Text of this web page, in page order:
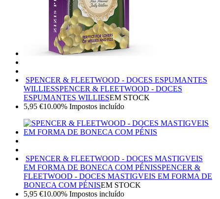
SPENCER & FLEETWOOD - DOCES ESPUMANTES
WILLIESSPENCER & FLEETWOOD - DOCES
ESPUMANTES WILLIESEM STOCK
5,95 €10.00% Impostos incluído
SPENCER & FLEETWOOD - DOCES MASTIGVEIS
EM FORMA DE BONECA COM PÉNISSPENCER &
FLEETWOOD - DOCES MASTIGVEIS EM FORMA DE
BONECA COM PÉNISEM STOCK
5,95 €10.00% Impostos incluído